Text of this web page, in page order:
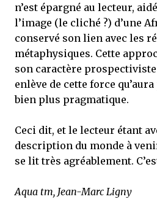
n’est épargné au lecteur,
l’image (le cliché ?) d’une
conservé son lien avec les
métaphysiques. Cette
son caractère
enlève de cette force
bien plus pragmatique.
Ceci dit, et le lecteur étant
description du monde à
se lit très agréablement.
Aqua tm, Jean-Marc Ligny